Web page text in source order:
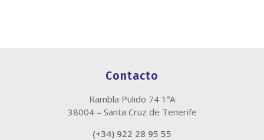
Contacto
Rambla Pulido 74 1ºA
38004 – Santa Cruz de Tenerife
(+34) 922 28 95 55